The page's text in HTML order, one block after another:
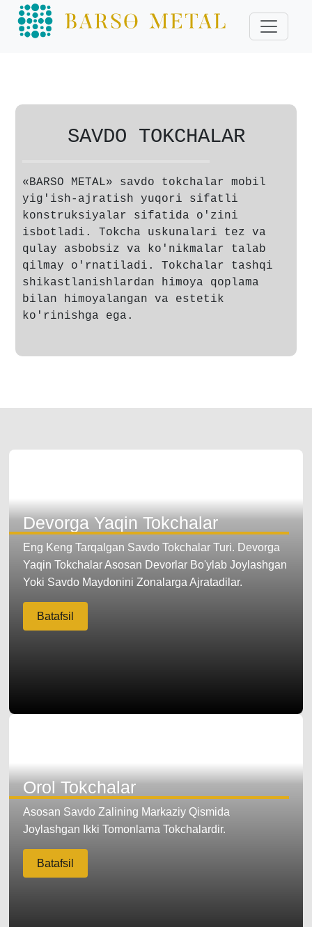
SAVDO TOKCHALAR
«BARSO METAL» savdo tokchalar mobil
yig'ish-ajratish yuqori sifatli
konstruksiyalar sifatida o'zini
isbotladi. Tokcha uskunalari tez va
qulay asbobsiz va ko'nikmalar talab
qilmay o'rnatiladi. Tokchalar tashqi
shikastlanishlardan himoya qoplama
bilan himoyalangan va estetik
ko'rinishga ega.
Devorga Yaqin Tokchalar
Eng Keng Tarqalgan Savdo Tokchalar Turi. Devorga
Yaqin Tokchalar Asosan Devorlar Bo'ylab Joylashgan
Yoki Savdo Maydonini Zonalarga Ajratadilar.
Batafsil
Orol Tokchalar
Asosan Savdo Zalining Markaziy Qismida
Joylashgan Ikki Tomonlama Tokchalardir.
Batafsil